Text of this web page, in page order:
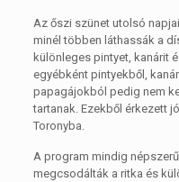
Az őszi szünet utolsó
minél többen láthassák a
különleges pintyet, kanárit
egyébként pintyekből,
papagájokból pedig nem
tartanak. Ezekből érkezett
Toronyba.
A program mindig
megcsodálták a ritka és